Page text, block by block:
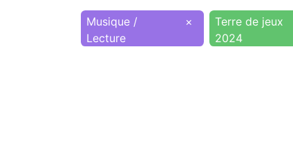
Musique /
Lecture
×
Terre de jeux
2024